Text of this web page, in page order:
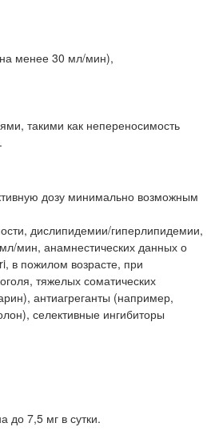
менее 30 мл/мин),
такими как непереносимость
дозу минимально возможным
дислипидемии/гиперлипидемии,
мин, анамнестических данных о
в пожилом возрасте, при
тяжелых соматических
антиагреганты (например,
селективные ингибиторы
до 7,5 мг в сутки.